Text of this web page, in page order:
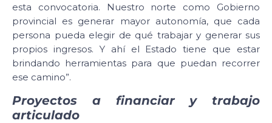
esta convocatoria. Nuestro norte como Gobierno
provincial es generar mayor autonomía, que cada
persona pueda elegir de qué trabajar y generar sus
propios ingresos. Y ahí el Estado tiene que estar
brindando herramientas para que puedan recorrer
ese camino”.
Proyectos a financiar y trabajo
articulado